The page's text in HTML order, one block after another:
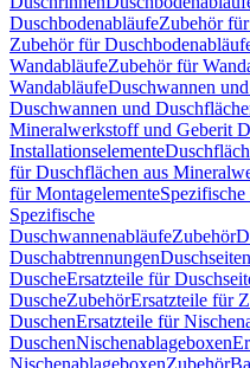
DuschbodenabläufeZubehör
Zubehör für
WandabläufeZubehör für
WandabläufeDuschwannen
Duschwannen und
Mineralwerkstoff und Geberit
Installationselemente
für Duschflächen aus
für Montagelemente
Spezifische
DuschwannenabläufeZubehör
Duschabtrennungen
DuscheErsatzteile für
DuscheZubehörErsatzteile für
DuschenErsatzteile für
DuschenNischenablageboxen
NischenablageboxenZubehör